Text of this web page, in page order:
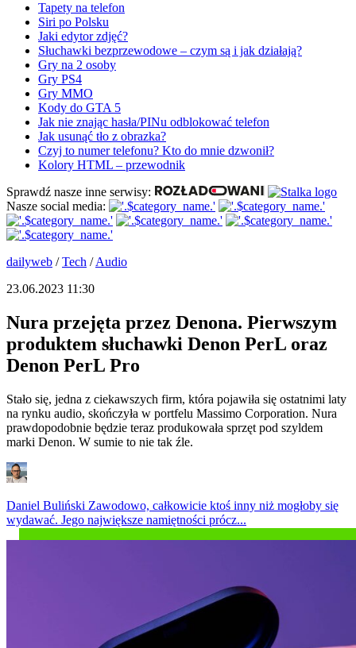
Tapety na telefon
Siri po Polsku
Jaki edytor zdjęć?
Słuchawki bezprzewodowe – czym są i jak działają?
Gry na 2 osoby
Gry PS4
Gry MMO
Kody do GTA 5
Jak nie znając hasła/PINu odblokować telefon
Jak usunąć tło z obrazka?
Czyj to numer telefonu? Kto do mnie dzwonił?
Kolory HTML – przewodnik
Sprawdź nasze inne serwisy:
Nasze social media:
dailyweb /Tech /Audio
23.06.2023 11:30
Nura przejęta przez Denona. Pierwszym
produktem słuchawki Denon PerL oraz
Denon PerL Pro
Stało się, jedna z ciekawszych firm, która pojawiła się ostatnimi laty
na rynku audio, skończyła w portfelu Massimo Corporation. Nura
prawdopodobnie będzie teraz produkowała sprzęt pod szyldem
marki Denon. W sumie to nie tak źle.
Daniel Buliński Zawodowo, całkowicie ktoś inny niż mogłoby się
wydawać. Jego największe namiętności prócz...